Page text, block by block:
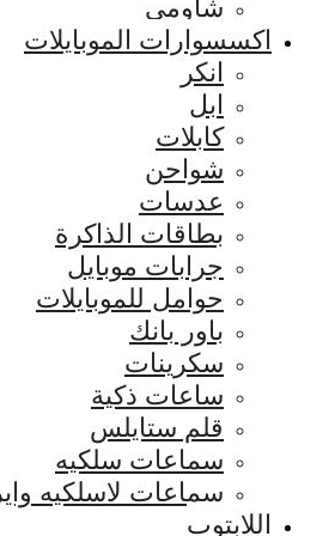
شاومي
اكسسوارات الموبايلات
انكر
ابل
كابلات
شواحن
عدسات
بطاقات الذاكرة
جرابات موبايل
حوامل للموبايلات
باور بانك
سكرينات
ساعات ذكية
قلم ستايلس
سماعات سلكيه
سماعات لاسلكيه
اللابتوب